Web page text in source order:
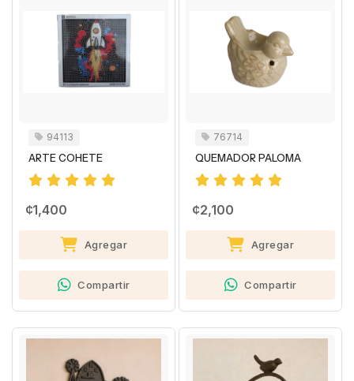
94113
ARTE COHETE
¢1,400
Agregar
Compartir
76714
QUEMADOR PALOMA
¢2,100
Agregar
Compartir